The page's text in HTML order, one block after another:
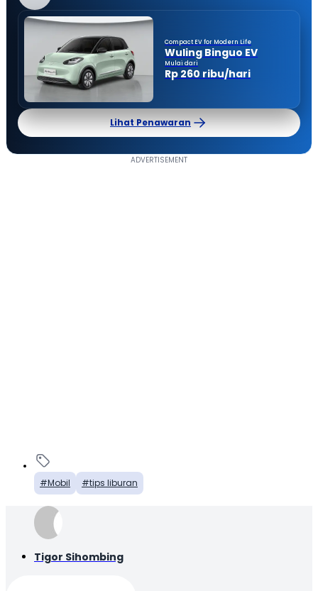
Compact EV for Modern Life
Wuling Binguo EV
Mulai dari
Rp 260 ribu/hari
Lihat Penawaran
Mobil tips liburan
Tigor Sihombing